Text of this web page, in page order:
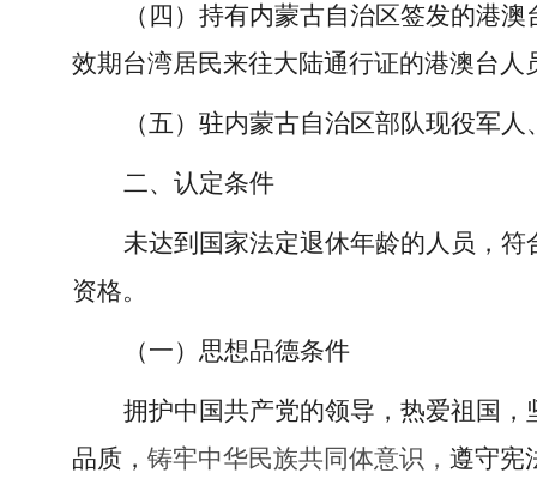
（四）持有内蒙古自治区签发的港
效期台湾居民来往大陆通行证的港澳台人
（五）驻内蒙古自治区部队现役军人
二、认定条件
未达到国家法定退休年龄的人员，
资格。
（一）思想品德条件
拥护中国共产党的领导，热爱祖国
品质， 铸牢中华民族共同体意识， 遵守宪